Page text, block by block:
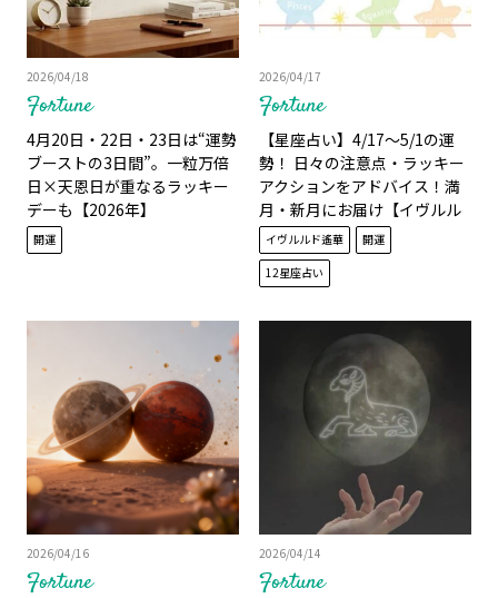
Fortune
2026/04/18
4月20日・22日・23日は“運勢
ブーストの3日間”。一粒万倍
日×天恩日が重なるラッキー
デーも【2026年】
開運
Fortune
2026/04/17
【星座占い】4/17～5/1の運
勢！ 日々の注意点・ラッキー
アクションをアドバイス！満
月・新月にお届け【イヴルル
ド遙華】
イヴルルド遙華
開運
12星座占い
Fortune
2026/04/16
Fortune
2026/04/14